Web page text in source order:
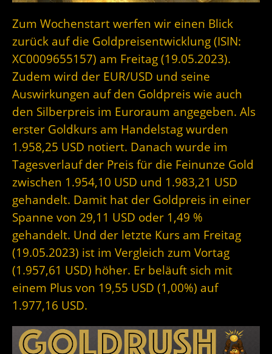
Zum Wochenstart werfen wir einen Blick
zurück auf die Goldpreisentwicklung (ISIN:
XC0009655157) am Freitag (19.05.2023).
Zudem wird der EUR/USD und seine
Auswirkungen auf den Goldpreis wie auch
den Silberpreis im Euroraum angegeben. Als
erster Goldkurs am Handelstag wurden
1.958,25 USD notiert. Danach wurde im
Tagesverlauf der Preis für die Feinunze Gold
zwischen 1.954,10 USD und 1.983,21 USD
gehandelt. Damit hat der Goldpreis in einer
Spanne von 29,11 USD oder 1,49 %
gehandelt. Und der letzte Kurs am Freitag
(19.05.2023) ist im Vergleich zum Vortag
(1.957,61 USD) höher. Er beläuft sich mit
einem Plus von 19,55 USD (1,00%) auf
1.977,16 USD.